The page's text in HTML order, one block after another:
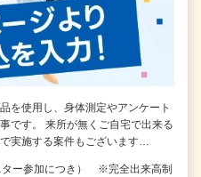
を使用し、身体測定やアンケート
です。 来所が無くご自宅で出来る
実施する案件もございます…
ター参加につき） ※完全出来高制